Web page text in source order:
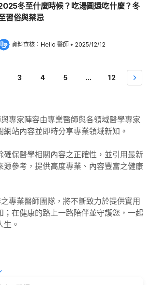
冬至什麼時候？吃湯圓還吃什麼？冬
習俗與禁忌
資料查核： Hello 醫師 • 2025/12/12
3 4 5 ... 12
專家陣容由專業醫師與各領域醫學專家
網站內容並即時分享專業領域新知。
確保醫學相關內容之正確性，並引用最新
源參考，提供高度專業、內容豐富之健康
專業醫師團隊，將不斷致力於提供實用
；在健康的路上一路陪伴並守護您，一起
生。